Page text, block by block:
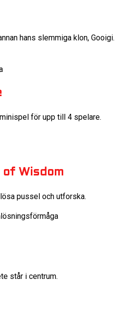
hans slemmiga klon, Gooigi.
för upp till 4 spelare.
of Wisdom
pussel och utforska.
står i centrum.